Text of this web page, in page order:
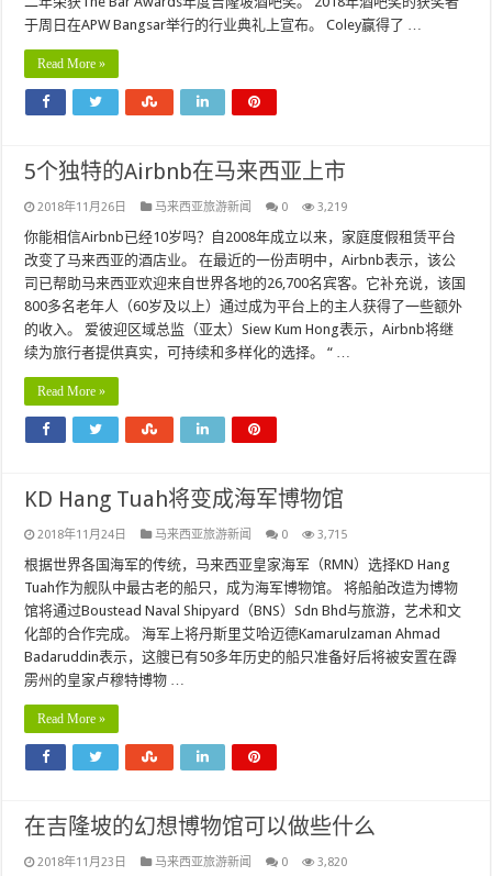
于周日在APW Bangsar举行的行业典礼上宣布。 Coley赢得了 …
Read More »
5个独特的Airbnb在马来西亚上市
2018年11月26日 马来西亚旅游新闻 0 3,219
你能相信Airbnb已经10岁吗？自2008年成立以来，家庭度假租赁平台
改变了马来西亚的酒店业。 在最近的一份声明中，Airbnb表示，该公
司已帮助马来西亚欢迎来自世界各地的26,700名宾客。它补充说，该国
800多名老年人（60岁及以上）通过成为平台上的主人获得了一些额外
的收入。 爱彼迎区域总监（亚太）Siew Kum Hong表示，Airbnb将继
续为旅行者提供真实，可持续和多样化的选择。 “ …
Read More »
KD Hang Tuah将变成海军博物馆
2018年11月24日 马来西亚旅游新闻 0 3,715
根据世界各国海军的传统，马来西亚皇家海军（RMN）选择KD Hang
Tuah作为舰队中最古老的船只，成为海军博物馆。 将船舶改造为博物
馆将通过Boustead Naval Shipyard（BNS）Sdn Bhd与旅游，艺术和文
化部的合作完成。 海军上将丹斯里艾哈迈德Kamarulzaman Ahmad
Badaruddin表示，这艘已有50多年历史的船只准备好后将被安置在霹
雳州的皇家卢穆特博物 …
Read More »
在吉隆坡的幻想博物馆可以做些什么
2018年11月23日 马来西亚旅游新闻 0 3,820